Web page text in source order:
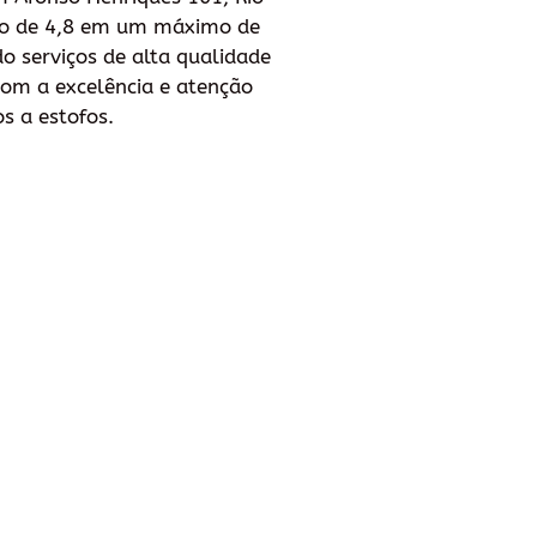
de 4,8 em um máximo de
serviços de alta qualidade
a excelência e atenção
a estofos.